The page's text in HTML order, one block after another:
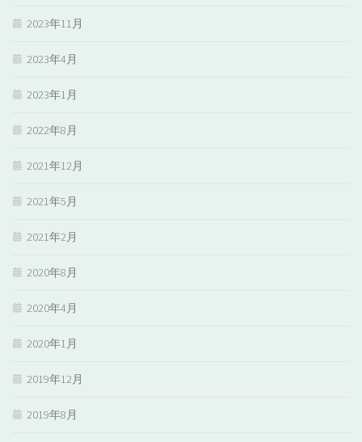
2023年11月
2023年4月
2023年1月
2022年8月
2021年12月
2021年5月
2021年2月
2020年8月
2020年4月
2020年1月
2019年12月
2019年8月